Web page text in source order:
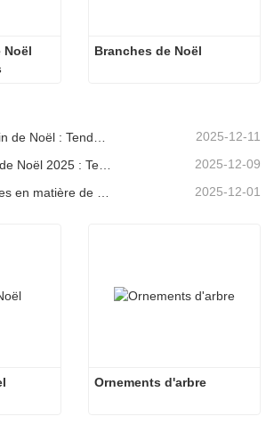
Noël
Branches de Noël
2025-12-11
2025-12-09
Tendances mondiales en matière de décoration de Noël et pourquoi Christmas Queen reste leader du marché 2025-12-01
Ornements d'arbre